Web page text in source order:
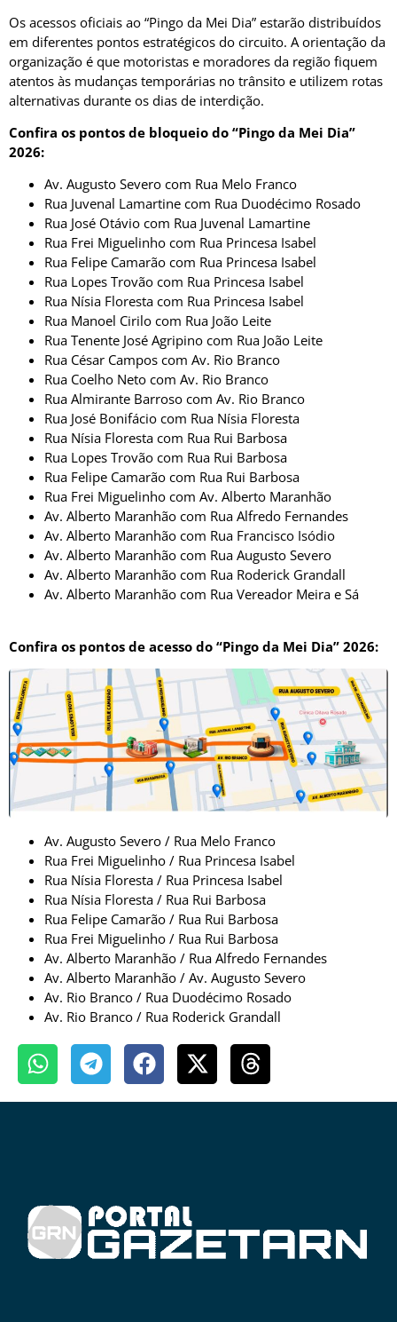
Os acessos oficiais ao “Pingo da Mei Dia” estarão distribuídos
em diferentes pontos estratégicos do circuito. A orientação da
organização é que motoristas e moradores da região fiquem
atentos às mudanças temporárias no trânsito e utilizem rotas
alternativas durante os dias de interdição.
Confira os pontos de bloqueio do “Pingo da Mei Dia”
2026:
Av. Augusto Severo com Rua Melo Franco
Rua Juvenal Lamartine com Rua Duodécimo Rosado
Rua José Otávio com Rua Juvenal Lamartine
Rua Frei Miguelinho com Rua Princesa Isabel
Rua Felipe Camarão com Rua Princesa Isabel
Rua Lopes Trovão com Rua Princesa Isabel
Rua Nísia Floresta com Rua Princesa Isabel
Rua Manoel Cirilo com Rua João Leite
Rua Tenente José Agripino com Rua João Leite
Rua César Campos com Av. Rio Branco
Rua Coelho Neto com Av. Rio Branco
Rua Almirante Barroso com Av. Rio Branco
Rua José Bonifácio com Rua Nísia Floresta
Rua Nísia Floresta com Rua Rui Barbosa
Rua Lopes Trovão com Rua Rui Barbosa
Rua Felipe Camarão com Rua Rui Barbosa
Rua Frei Miguelinho com Av. Alberto Maranhão
Av. Alberto Maranhão com Rua Alfredo Fernandes
Av. Alberto Maranhão com Rua Francisco Isódio
Av. Alberto Maranhão com Rua Augusto Severo
Av. Alberto Maranhão com Rua Roderick Grandall
Av. Alberto Maranhão com Rua Vereador Meira e Sá
Confira os pontos de acesso do “Pingo da Mei Dia” 2026:
Av. Augusto Severo / Rua Melo Franco
Rua Frei Miguelinho / Rua Princesa Isabel
Rua Nísia Floresta / Rua Princesa Isabel
Rua Nísia Floresta / Rua Rui Barbosa
Rua Felipe Camarão / Rua Rui Barbosa
Rua Frei Miguelinho / Rua Rui Barbosa
Av. Alberto Maranhão / Rua Alfredo Fernandes
Av. Alberto Maranhão / Av. Augusto Severo
Av. Rio Branco / Rua Duodécimo Rosado
Av. Rio Branco / Rua Roderick Grandall